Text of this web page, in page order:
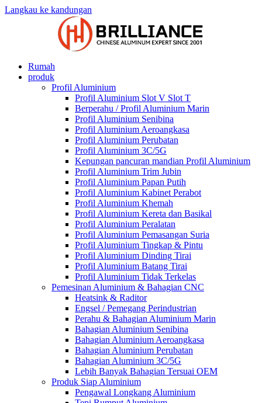
Langkau ke kandungan
Rumah
produk
Profil Aluminium
Profil Aluminium Slot V Slot T
Berperahu / Profil Aluminium Marin
Profil Aluminium Senibina
Profil Aluminium Aeroangkasa
Profil Aluminium Perubatan
Profil Aluminium 3C/5G
Kepungan pancuran mandian Profil Aluminium
Profil Aluminium Trim Jubin
Profil Aluminium Papan Putih
Profil Aluminium Kabinet Perabot
Profil Aluminium Khemah
Profil Aluminium Kereta dan Basikal
Profil Aluminium Peralatan
Profil Aluminium Pemasangan Suria
Profil Aluminium Tingkap & Pintu
Profil Aluminium Dinding Tirai
Profil Aluminium Batang Tirai
Profil Aluminium Tidak Terkelas
Pemesinan Aluminium & Bahagian CNC
Heatsink & Raditor
Engsel / Pemegang Perindustrian
Perahu & Bahagian Aluminium Marin
Bahagian Aluminium Senibina
Bahagian Aluminium Aeroangkasa
Bahagian Aluminium Perubatan
Bahagian Aluminium 3C/5G
Lebih Banyak Bahagian Tersuai OEM
Produk Siap Aluminium
Pengawal Longkang Aluminium